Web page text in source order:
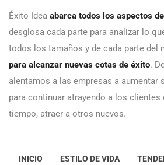
Éxito Idea abarca todos los aspectos
desglosa cada parte para analizar lo
todos los tamaños y de cada parte del
para alcanzar nuevas cotas de éxito.
alentamos a las empresas a aumentar
para continuar atrayendo a los
tiempo, atraer a otros nuevos.
INICIO ESTILO DE VIDA